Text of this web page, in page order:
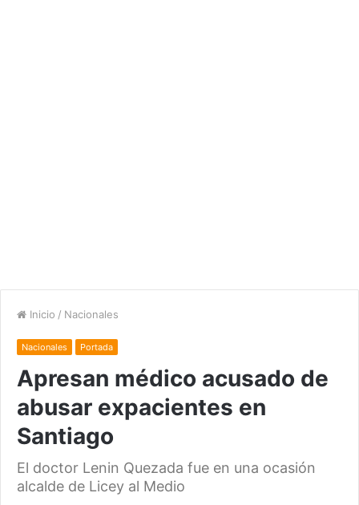
Inicio / Nacionales
Nacionales Portada
Apresan médico acusado de
abusar expacientes en
Santiago
El doctor Lenin Quezada fue en una ocasión
alcalde de Licey al Medio